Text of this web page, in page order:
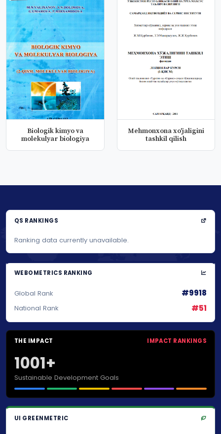
Biologik kimyo va
molekulyar biologiya
Mehmonxona xo'jaligini
tashkil qilish
QS RANKINGS
Ranking data currently unavailable.
WEBOMETRICS RANKING
Global Rank #9918
National Rank #51
THE IMPACT IMPACT RANKINGS
1001+
Sustainable Development Goals
UI GREENMETRIC